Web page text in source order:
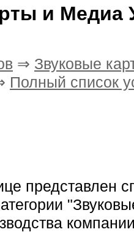
и Медиа
⇒ Звуковые
Полный список
представлен